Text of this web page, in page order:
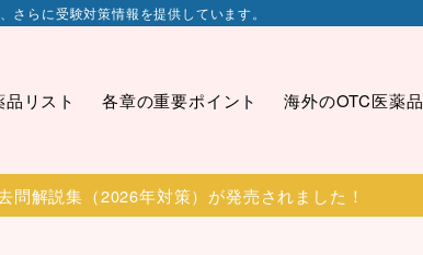
らに受験対策情報を提供しています。
リスト 各章の重要ポイント 海外のOTC医薬品
問解説集（2026年対策）が発売されました！